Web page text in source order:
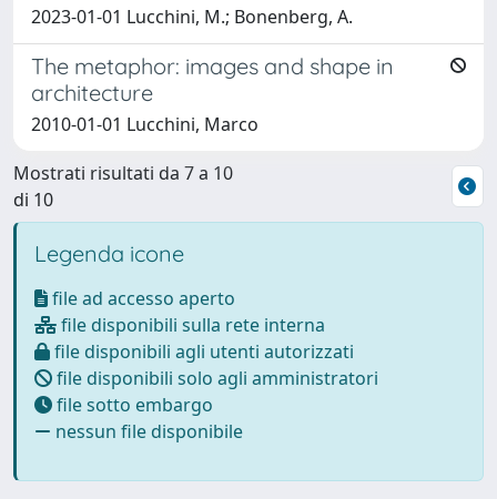
2023-01-01 Lucchini, M.; Bonenberg, A.
The metaphor: images and shape in
architecture
2010-01-01 Lucchini, Marco
Mostrati risultati da 7 a 10
di 10
Legenda icone
file ad accesso aperto
file disponibili sulla rete interna
file disponibili agli utenti autorizzati
file disponibili solo agli amministratori
file sotto embargo
nessun file disponibile